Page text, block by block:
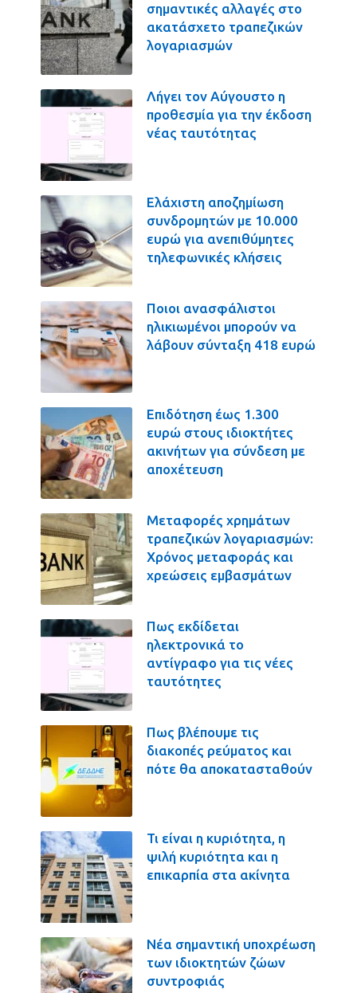
σημαντικές αλλαγές στο
ακατάσχετο τραπεζικών
λογαριασμών
Λήγει τον Αύγουστο η
προθεσμία για την έκδοση
νέας ταυτότητας
Ελάχιστη αποζημίωση
συνδρομητών με 10.000
ευρώ για ανεπιθύμητες
τηλεφωνικές κλήσεις
Ποιοι ανασφάλιστοι
ηλικιωμένοι μπορούν να
λάβουν σύνταξη 418 ευρώ
Επιδότηση έως 1.300
ευρώ στους ιδιοκτήτες
ακινήτων για σύνδεση με
αποχέτευση
Μεταφορές χρημάτων
τραπεζικών λογαριασμών:
Χρόνος μεταφοράς και
χρεώσεις εμβασμάτων
Πως εκδίδεται
ηλεκτρονικά το
αντίγραφο για τις νέες
ταυτότητες
Πως βλέπουμε τις
διακοπές ρεύματος και
πότε θα αποκατασταθούν
Τι είναι η κυριότητα, η
ψιλή κυριότητα και η
επικαρπία στα ακίνητα
Νέα σημαντική υποχρέωση
των ιδιοκτητών ζώων
συντροφιάς